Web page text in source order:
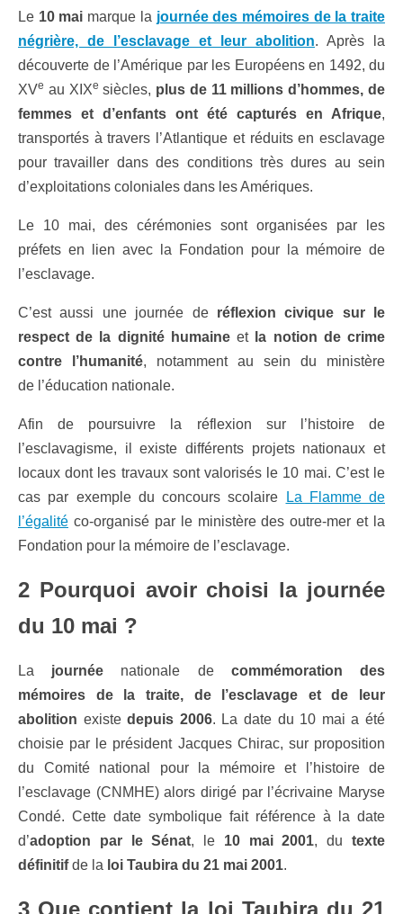
Le 10 mai marque la journée des mémoires de la traite
négrière, de l’esclavage et leur abolition. Après la
découverte de l’Amérique par les Européens en 1492, du
XVe au XIXe siècles, plus de 11 millions d’hommes, de
femmes et d’enfants ont été capturés en Afrique,
transportés à travers l’Atlantique et réduits en esclavage
pour travailler dans des conditions très dures au sein
d’exploitations coloniales dans les Amériques.
Le 10 mai, des cérémonies sont organisées par les
préfets en lien avec la Fondation pour la mémoire de
l’esclavage.
C’est aussi une journée deréflexion civique sur le
respect de la dignité humaineet la notion de crime
contre l’humanité, notamment au sein du ministère
de l’éducation nationale.
Afin de poursuivre la réflexion sur l’histoire de
l’esclavagisme, il existe différents projets nationaux et
locaux dont les travaux sont valorisés le 10 mai. C’est le
cas par exemple du concours scolaire
La Flamme de
l’égalité co-organisé par le ministère des outre-mer et la
Fondation pour la mémoire de l’esclavage.
2 Pourquoi avoir choisi la journée
du 10 mai ?
La journée nationale de commémoration des
mémoires de la traite, de l’esclavage et de leur
abolition existedepuis 2006. La date du 10 mai a été
choisie par le président Jacques Chirac, sur proposition
du Comité national pour la mémoire et l’histoire de
l’esclavage (CNMHE) alors dirigé par l’écrivaine Maryse
Condé. Cette date symbolique fait référence à la date
d’adoption par le Sénat, le 10 mai 2001, dutexte
définitifde la loi Taubira du 21 mai 2001.
3 Que contient la loi Taubira du 21